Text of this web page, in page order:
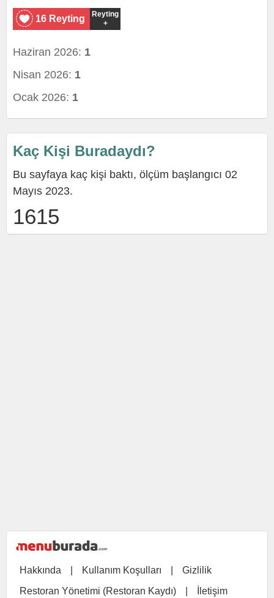
16 Reyting
Reyting
+
Haziran 2026: 1
Nisan 2026: 1
Ocak 2026: 1
Kaç Kişi Buradaydı?
Bu sayfaya kaç kişi baktı, ölçüm başlangıcı 02
Mayıs 2023.
1615
Hakkında Kullanım Koşulları
Gizlilik
Restoran Yönetimi (Restoran Kaydı)
İletişim